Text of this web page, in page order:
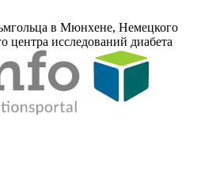
в Мюнхене, Немецкого
центра исследований диабета